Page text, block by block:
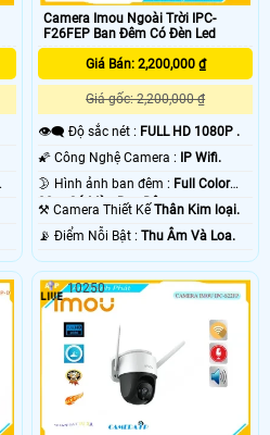
Camera Imou Ngoài Trời IPC-
F26FEP Ban Đêm Có Đèn Led
Giá Bán: 2,200,000 ₫
Giá gốc: 2,200,000 ₫
👁️‍🗨 Độ sắc nét : FULL HD 1080P .
🌠 Công Nghệ Camera :
IP Wifi.
🌛 Hình ảnh ban đêm : Full Color
30m Có Màu Ban Ðêm.
⚒ Camera Thiết KếThân Kim loại.
️📡 Điểm Nỗi Bật :Thu Âm Và Loa.
10250